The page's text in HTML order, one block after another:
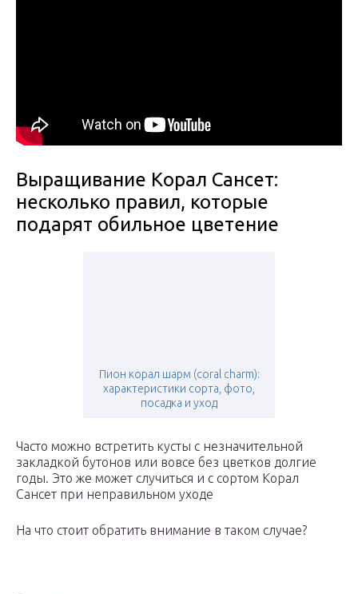
Выращивание Корал Сансет:
несколько правил, которые
подарят обильное цветение
Пион корал шарм (coral charm):
характеристики сорта, фото,
посадка и уход
Часто можно встретить кусты с незначительной
закладкой бутонов или вовсе без цветков долгие
годы. Это же может случиться и с сортом Корал
Сансет при неправильном уходе
На что стоит обратить внимание в таком случае?